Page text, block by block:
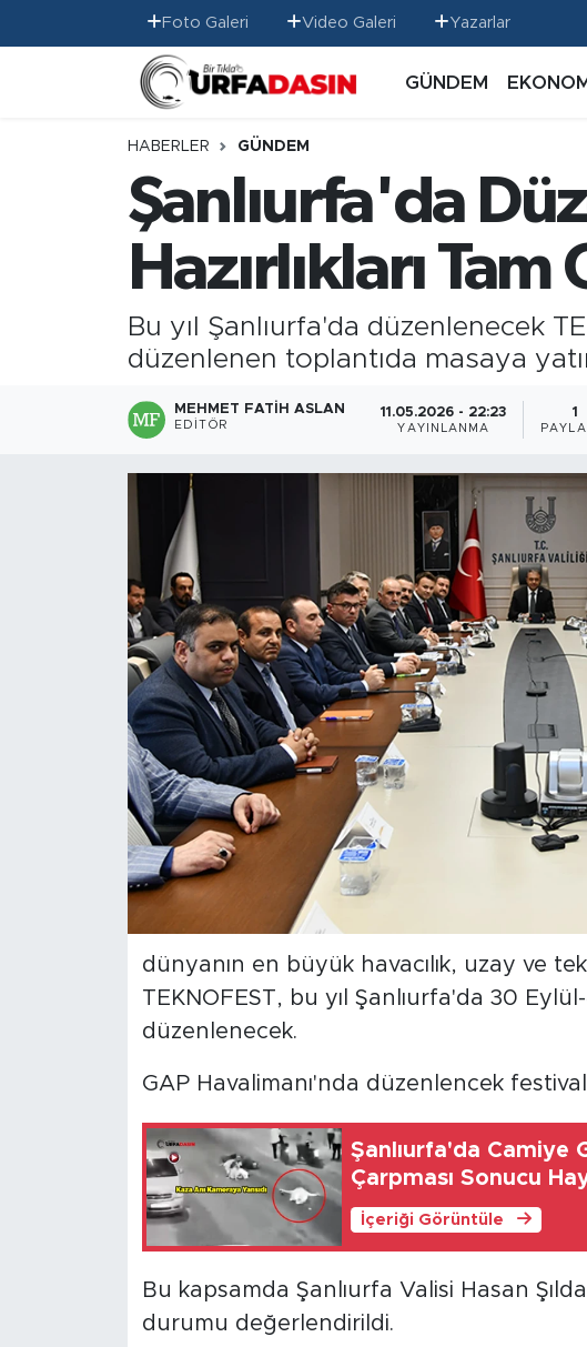
Foto Galeri Video Galeri Yazarlar
GÜNDEM EKONOMİ
HABERLER GÜNDEM
Şanlıurfa'da
Hazırlıkları Tam
Bu yıl Şanlıurfa'da düzenlenecek
düzenlenen toplantıda masaya
MEHMET FATIH ASLAN
EDITÖR
11.05.2026 - 22:23
YAYINLANMA
1
dünyanın en büyük havacılık, uzay ve
TEKNOFEST, bu yıl Şanlıurfa'da 30
düzenlenecek.
GAP Havalimanı'nda düzenlencek
Şanlıurfa'da Camiye
Çarpması Sonucu
İçeriği Görüntüle
Bu kapsamda Şanlıurfa Valisi Hasan
durumu değerlendirildi.
GÜNDEM
EKONOMİ
SİYASET
SAĞLIK
TEKNOLOJİ
Gizlilik ve Güvenlik Politikası
İletişim
Nöbetçi Eczaneler
Hava Durumu
Namaz Vakitleri
Trafik Durumu
Tüm Manşetler
Son Dakika Haberleri